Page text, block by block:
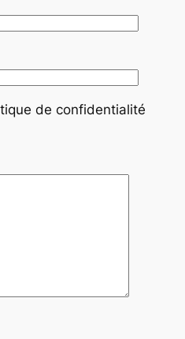
de confidentialité